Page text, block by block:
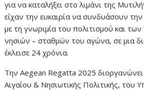
για να καταλήξει στο λιμάνι της
είχαν την ευκαιρία να συνδυάσουν
με τη γνωριμία του πολιτισμού και
νησιών – σταθμών του αγώνα, σε μια
έκλεισε 24 χρόνια.
Την Aegean Regatta 2025 διοργανώνει
Αιγαίου & Νησιωτικής Πολιτικής, του